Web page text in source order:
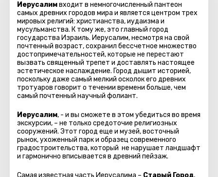
Иерусалимвходит в немногочисленный пантеон
самых древних городов мира и является центром трех
мировых религий: христианства, иудаизма и
мусульманства. К тому же, это главный город
государства Израиль. Иерусалим, несмотря на свой
почтенный возраст, сохранил бессчетное множество
достопримечательностей, которые не перестают
вызвать священный трепет и доставлять настоящее
эстетическое наслаждение. Город дышит историей,
поскольку даже самый мелкий осколок его древних
тротуаров говорит о течении времени больше, чем
самый почтенный научный фолиант.
Иерусалим, - и вы сможете в этом убедиться во время
экскурсии, – не только средоточие религиозных
сооружений. Этот город еще и музей, восточный
рынок, ухоженный парк и образец современного
градостроительства, который не нарушает ландшафт
и гармонично вписывается в древний пейзаж.
Самая известная часть Иерусалима – Старый Город,